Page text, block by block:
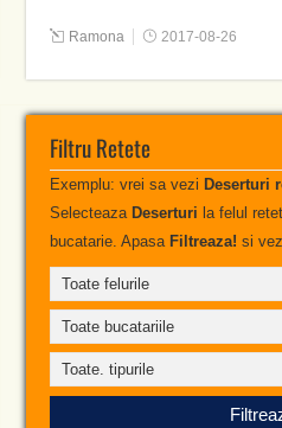
Ramona 2017-08-26
Filtru Retete
Exemplu: vrei sa veziDeserturi
SelecteazaDeserturi la felul
bucatarie. ApasaFiltreaza! si